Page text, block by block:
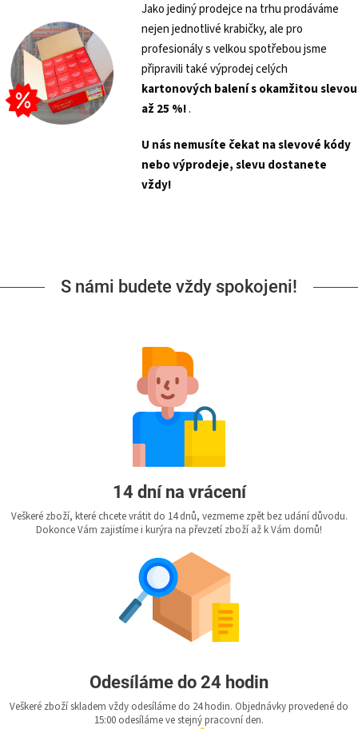
Jako jediný prodejce na trhu prodáváme
nejen jednotlivé krabičky, ale pro
profesionály s velkou spotřebou jsme
připravili také výprodej celých
kartonových balení sokamžitou slevou
až 25 %!.
U nás nemusíte čekat na slevové kódy
nebo výprodeje, slevu dostanete
vždy!
S námi budete vždy spokojeni!
14 dní na vrácení
Veškeré zboží, které chcete vrátit do 14 dnů, vezmeme zpět bez udání důvodu.
Dokonce Vám zajistíme i kurýra na převzetí zboží až k Vám domů!
Odesíláme do 24 hodin
Veškeré zboží skladem vždy odesíláme do 24 hodin. Objednávky provedené do
15:00 odesíláme ve stejný pracovní den.